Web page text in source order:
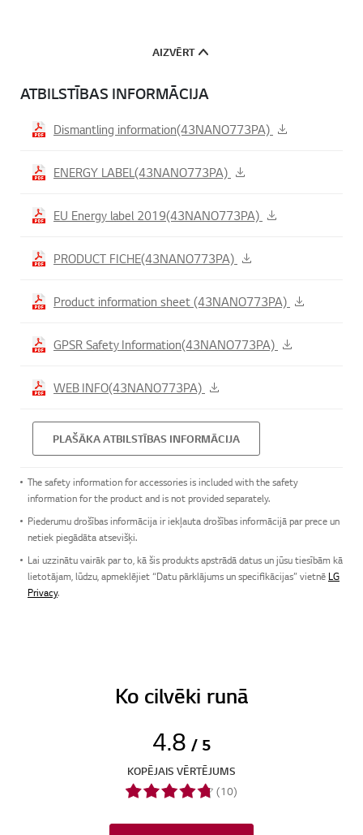
AIZVĒRT
ATBILSTĪBAS INFORMĀCIJA
Dismantling information(43NANO773PA)
ENERGY LABEL(43NANO773PA)
EU Energy label 2019(43NANO773PA)
PRODUCT FICHE(43NANO773PA)
Product information sheet (43NANO773PA)
GPSR Safety Information(43NANO773PA)
WEB INFO(43NANO773PA)
PLAŠĀKA ATBILSTĪBAS INFORMĀCIJA
The safety information for accessories is included with the safety
information for the product and is not provided separately.
Piederumu drošības informācija ir iekļauta drošības informācijā par prece un
netiek piegādāta atsevišķi.
Lai uzzinātu vairāk par to, kā šis produkts apstrādā datus un jūsu tiesībām kā
lietotājam, lūdzu, apmeklējiet “Datu pārklājums un specifikācijas” vietnē LG
Privacy.
Ko cilvēki runā
4.8 / 5
KOPĒJAIS VĒRTĒJUMS
(10)